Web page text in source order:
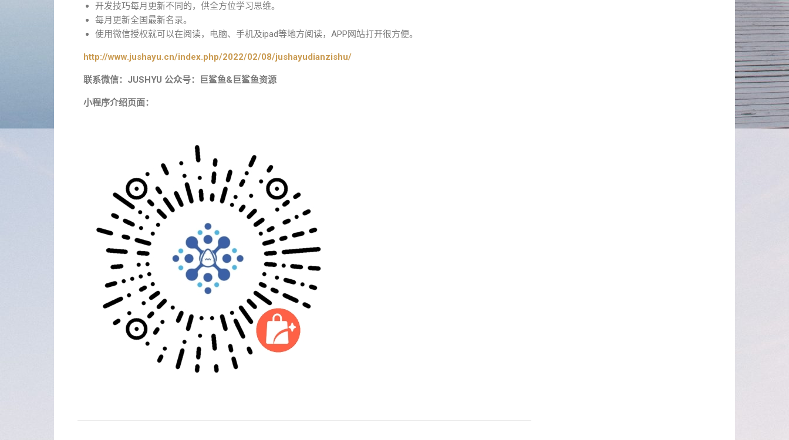
开发技巧每月更新不同的，供全方位学习思维。
每月更新全国最新名录。
使用微信授权就可以在阅读，电脑、手机及ipad等地方阅读，APP网站打开很方便。
http://www.jushayu.cn/index.php/2022/02/08/jushayudianzishu/
联系微信：JUSHYU 公众号：巨鲨鱼&巨鲨鱼资源
小程序介绍页面：